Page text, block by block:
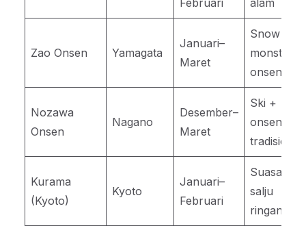
Zao Onsen Yamagata
Januari–
Maret
Snow
monster &
onsen
Nozawa
Onsen
Nagano
Desember–
Maret
Ski +
onsen
tradisional
Kurama
(Kyoto)
Kyoto
Januari–
Februari
Suasana
salju
ringan